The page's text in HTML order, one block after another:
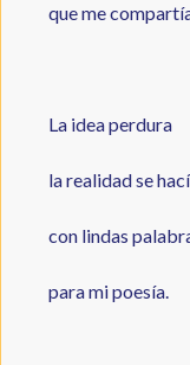
que me
La idea perdura
la realidad se
con lindas
para mi poesía.